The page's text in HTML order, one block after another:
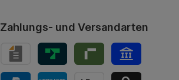
Zahlungs- und Versandarten